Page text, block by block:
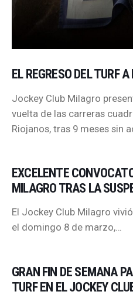
EL REGRESO DEL TURF
Jockey Club Milagro
vuelta de las carreras
Riojanos, tras 9 meses sin
EXCELENTE
MILAGRO TRAS LA
El Jockey Club Milagro
el domingo 8 de marzo,…
GRAN FIN DE SEMANA
TURF EN EL JOCKEY